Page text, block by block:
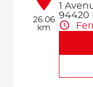
26.06
km
1
94420